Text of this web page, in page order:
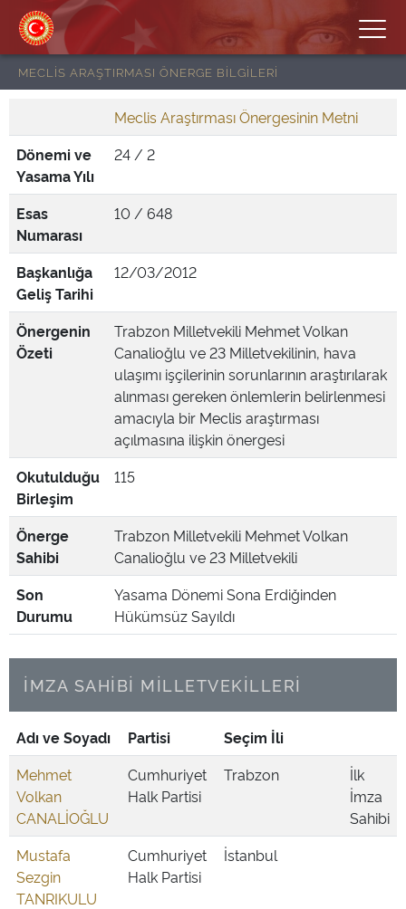
MECLİS ARAŞTIRMASI ÖNERGE BİLGİLERİ
Meclis Araştırması Önergesinin Metni
Dönemi ve
Yasama Yılı
24 / 2
Esas
Numarası
10 / 648
Başkanlığa
Geliş Tarihi
12/03/2012
Önergenin
Özeti
Trabzon Milletvekili Mehmet Volkan
Canalioğlu ve 23 Milletvekilinin, hava
ulaşımı işçilerinin sorunlarının araştırılarak
alınması gereken önlemlerin belirlenmesi
amacıyla bir Meclis araştırması
açılmasına ilişkin önergesi
Okutulduğu
Birleşim
115
Önerge
Sahibi
Trabzon Milletvekili Mehmet Volkan
Canalioğlu ve 23 Milletvekili
Son
Durumu
Yasama Dönemi Sona Erdiğinden
Hükümsüz Sayıldı
İMZA SAHİBİ MİLLETVEKİLLERİ
Adı ve Soyadı Partisi
Seçim İli
Mehmet
Volkan
CANALİOĞLU
Cumhuriyet
Halk Partisi
Trabzon
İlk
İmza
Sahibi
Mustafa
Sezgin
TANRIKULU
Cumhuriyet
Halk Partisi
İstanbul